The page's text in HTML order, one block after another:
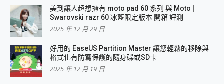
美到讓人超想擁有 moto pad 60 系列 與 Moto |
Swarovski razr 60 冰藍限定版本 開箱 評測
2025 年 12 月 29 日
好用的 EaseUS Partition Master 讓您輕鬆的移除與
格式化有防寫保護的隨身碟或SD卡
2025 年 12 月 19 日